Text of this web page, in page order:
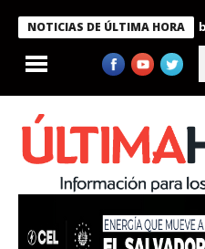
NOTICIAS DE ÚLTIMA HORA
Bukele condecora a